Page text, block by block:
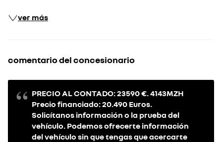
ver más
comentario del concesionario
PRECIO AL CONTADO: 23590 €. 4143MZH
Precio financiado: 20.490 Euros.
Solicítanos información o la prueba del
vehículo. Podemos ofrecerte información
del vehículo sin que tengas que acercarte